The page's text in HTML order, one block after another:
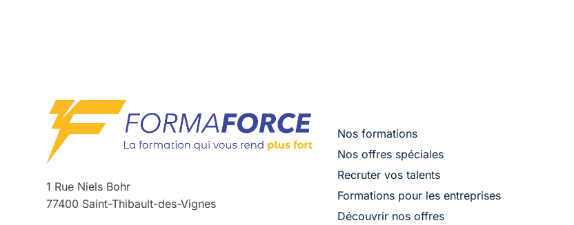
1 Rue Niels Bohr
77400 Saint-Thibault-des-Vignes
Nos formations
Nos offres spéciales
Recruter vos talents
Formations pour les entreprises
Découvrir nos offres